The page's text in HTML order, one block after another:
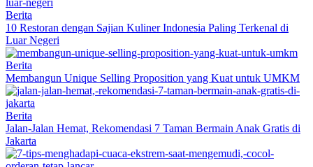
Berita
10 Restoran dengan Sajian Kuliner Indonesia Paling Terkenal di
Luar Negeri
Berita
Membangun Unique Selling Proposition yang Kuat untuk UMKM
Berita
Jalan-Jalan Hemat, Rekomendasi 7 Taman Bermain Anak Gratis di
Jakarta